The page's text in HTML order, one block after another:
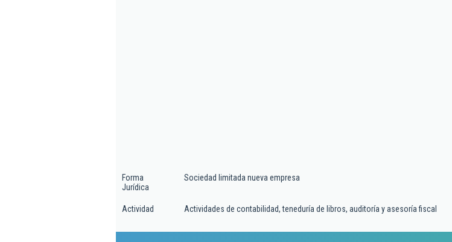
Forma
Jurídica
Sociedad limitada nueva empresa
Actividad Actividades de contabilidad, teneduría de libros, auditoría y asesoría fiscal